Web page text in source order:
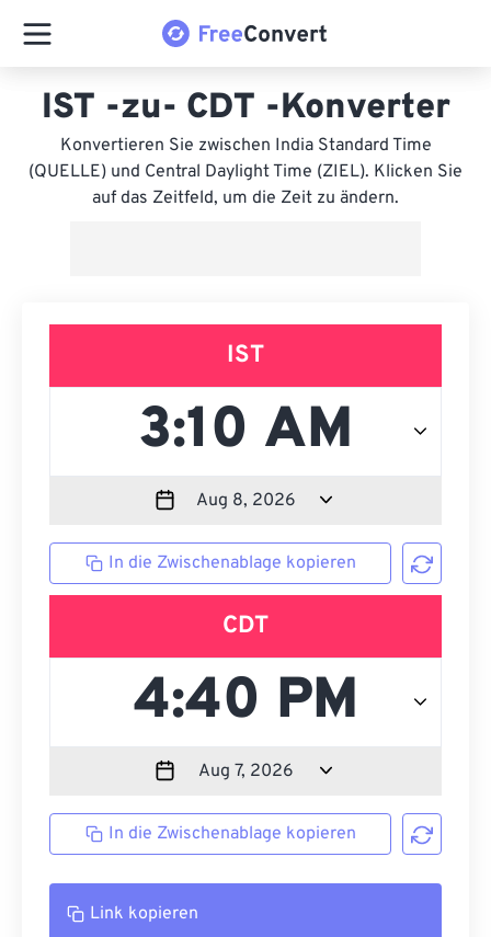
IST -zu- CDT -Konverter
Konvertieren Sie zwischen India Standard Time
(QUELLE) und Central Daylight Time (ZIEL). Klicken Sie
auf das Zeitfeld, um die Zeit zu ändern.
IST
In die Zwischenablage kopieren
CDT
In die Zwischenablage kopieren
Link kopieren